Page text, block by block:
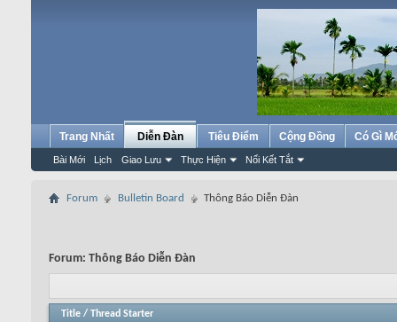
Trang Nhất Diễn Đàn
Bài Mới Lịch Giao Lưu Thực Hiện Nối Kết Tắt
Tiêu Điểm Cộng Đồng Có Gì
Forum Bulletin Board Thông Báo Diễn Đàn
Forum: Thông Báo Diễn Đàn
Title / Thread Starter